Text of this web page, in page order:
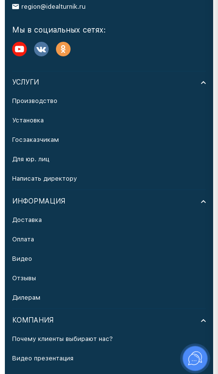
region@idealturnik.ru
Мы в социальных сетях:
УСЛУГИ
Производство
Установка
Госзаказчикам
Для юр. лиц
Написать директору
ИНФОРМАЦИЯ
Доставка
Оплата
Видео
Отзывы
Дилерам
КОМПАНИЯ
Почему клиенты выбирают нас?
Видео презентация